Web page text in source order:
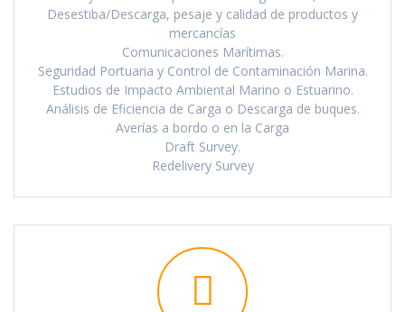
Desestiba/Descarga, pesaje y calidad de productos y
mercancías
Comunicaciones Marítimas.
Seguridad Portuaria y Control de Contaminación Marina.
Estudios de Impacto Ambiental Marino o Estuarino.
Análisis de Eficiencia de Carga o Descarga de buques.
Averías a bordo o en la Carga
Draft Survey.
Redelivery Survey